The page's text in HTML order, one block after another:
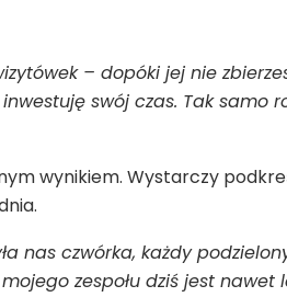
– dopóki jej nie
swój czas. Tak samo
wynikiem. Wystarczy
nas czwórka, każdy
zespołu dziś jest